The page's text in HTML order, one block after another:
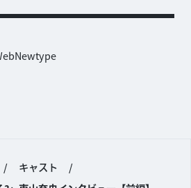
/ キャスト
/